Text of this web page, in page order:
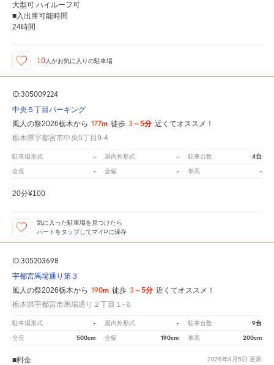
大型可 ハイルーフ可
■入出庫可能時間
24時間
10 人がお気に入りの駐車場
ID:305009224
中央５丁目パーキング
風人の祭2026栃木から 177m 徒歩 3～5分 近くてオススメ！
栃木県宇都宮市中央5丁目9-4
駐車場形式 - 屋内外形式 - 駐車台数 4台
全長 - 全幅 - 車高 -
20分¥100
気に入った駐車場を見つけたら
ハートをタップしてマイPに保存
ID:305203698
宇都宮馬場通り第３
風人の祭2026栃木から 190m 徒歩 3～5分 近くてオススメ！
栃木県宇都宮市馬場通り２丁目１‐６
駐車場形式 - 屋内外形式 - 駐車台数 9台
全長 500cm 全幅 190cm 車高 200cm
2026年8月5日 更新
■料金